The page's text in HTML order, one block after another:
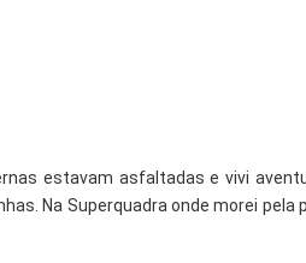
estavam asfaltadas e vivi
Na Superquadra onde morei